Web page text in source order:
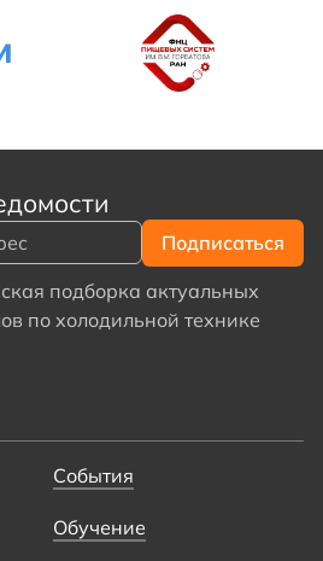
подборка актуальных
по холодильной технике
События
Обучение